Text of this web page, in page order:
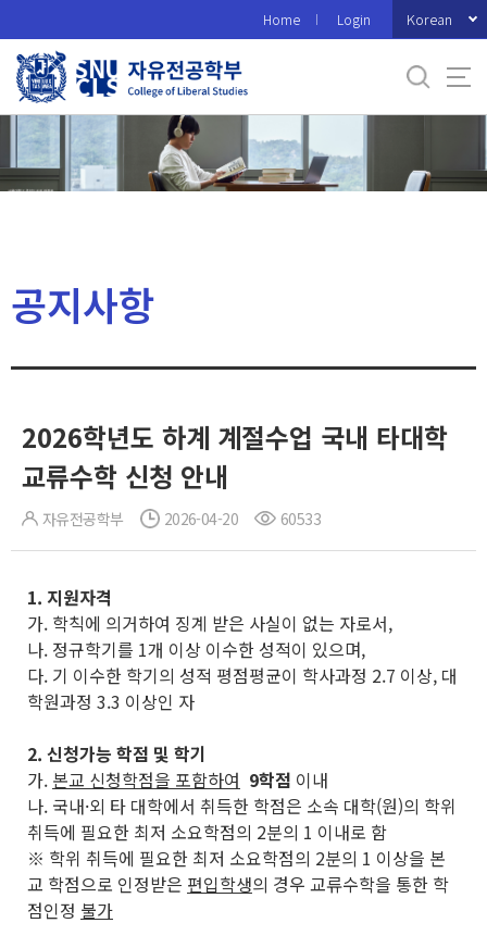
로
메
Home Login Korean
공지사항
2026학년도 하계 계절수업 국내 타대학
교류수학 신청 안내
자유전공학부 2026-04-20 60533
1. 지원자격
가. 학칙에 의거하여 징계 받은 사실이 없는 자로서,
나. 정규학기를 1개 이상 이수한 성적이 있으며,
다. 기 이수한 학기의 성적 평점평균이 학사과정 2.7 이상, 대
학원과정 3.3 이상인 자
2. 신청가능 학점 및 학기
가. 본교 신청학점을 포함하여 9학점 이내
나. 국내·외 타 대학에서 취득한 학점은 소속 대학(원)의 학위
취득에 필요한 최저 소요학점의 2분의 1 이내로 함
※ 학위 취득에 필요한 최저 소요학점의 2분의 1 이상을 본
교 학점으로 인정받은 편입학생의 경우 교류수학을 통한 학
점인정 불가